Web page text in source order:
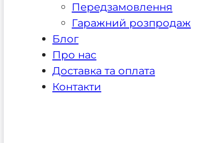
Передзамовлення
Гаражний розпродаж
Блог
Про нас
Доставка та оплата
Контакти